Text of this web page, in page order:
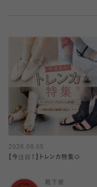
2026.08.05
【今注目！】トレンカ特集🌻
靴下屋